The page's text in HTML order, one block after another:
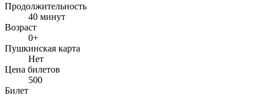
Продолжительность
40 минут
Возраст
0+
Пушкинская карта
Нет
Цена билетов
500
Билет